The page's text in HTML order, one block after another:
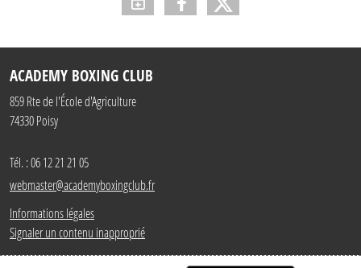
ACADEMY BOXING CLUB
859 Rte de l'École d'Agriculture
74330Poisy
Tél. :06 12 21 21 05
webmaster@academyboxingclub.fr
Informations légales
Signaler un contenu inapproprié